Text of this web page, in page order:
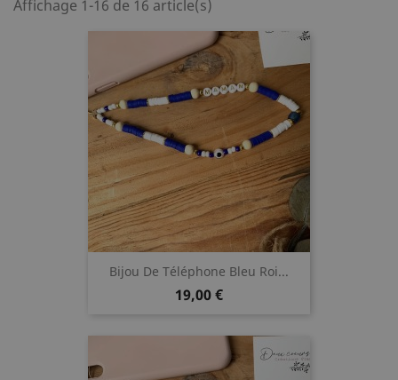
Affichage 1-16 de 16 article(s)
Bijou De Téléphone Bleu Roi...
Prix
19,00 €